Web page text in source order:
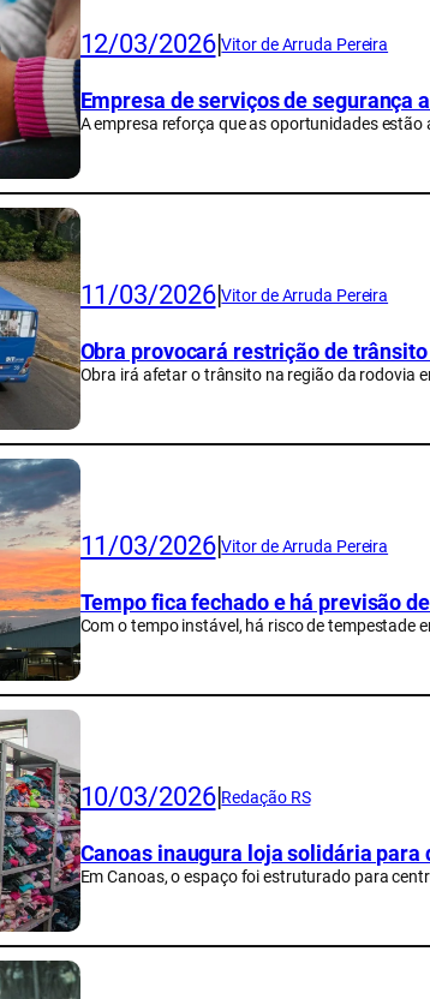
12/03/2026|Vitor de Arruda Pereira
Empresa de serviços de segurança
A empresa reforça que as oportunidades
11/03/2026|Vitor de Arruda Pereira
Obra provocará restrição de trânsito
Obra irá afetar o trânsito na região da rodovia
11/03/2026|Vitor de Arruda Pereira
Tempo fica fechado e há previsão
Com o tempo instável, há risco de tempestade
10/03/2026|Redação RS
Canoas inaugura loja solidária para
Em Canoas, o espaço foi estruturado para